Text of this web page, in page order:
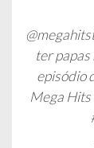
ter papas
episódio
Mega Hits